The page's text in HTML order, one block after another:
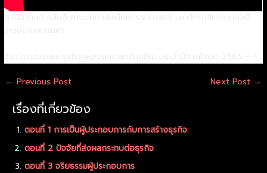
← Previous Post Next Post →
เรื่องที่เกี่ยวข้อง
ตอนที่ 1 การเป็นผู้ประกอบการกับการสร้างธุรกิจ
ตอนที่ 2 ปัจจัยที่ส่งผลกระทบต่อธุรกิจ
ตอนที่ 3 จริยธรรมผู้ประกอบการ